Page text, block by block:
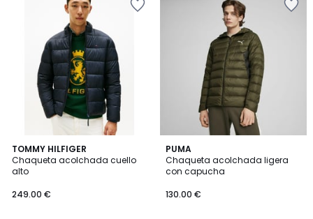
TOMMY HILFIGER
Chaqueta acolchada cuello
alto
249.00 €
PUMA
Chaqueta acolchada ligera
con capucha
130.00 €